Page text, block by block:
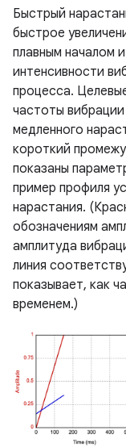
Быстрый
быстрое
плавным началом
интенсивности
процесса.
частоты
медленного
короткий
показаны
пример профиля
нарастания.
обозначениям
амплитуда
линия
показывает, как
временем.)